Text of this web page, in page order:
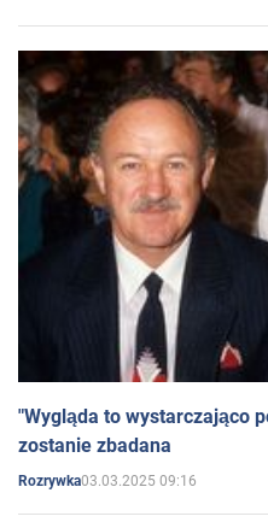
"Wygląda to wystarczająco
zostanie zbadana
Rozrywka03.03.2025 09:16